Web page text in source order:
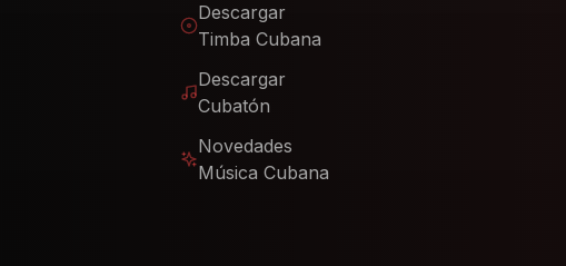
Descargar
Timba Cubana
Descargar
Cubatón
Novedades
Música Cubana